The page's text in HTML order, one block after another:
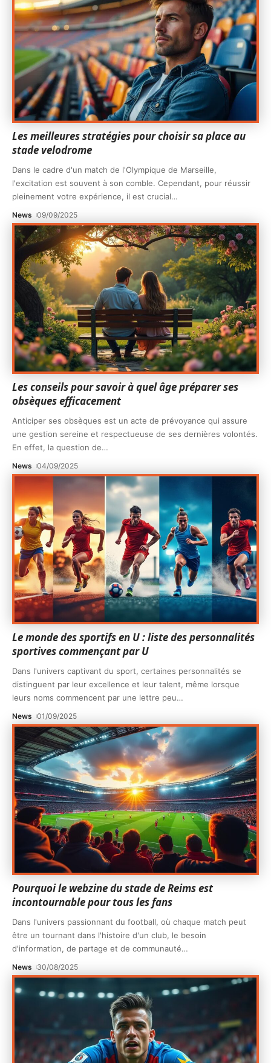
Les meilleures stratégies pour choisir sa place au
stade velodrome
Dans le cadre d'un match de l'Olympique de Marseille,
l'excitation est souvent à son comble. Cependant, pour réussir
pleinement votre expérience, il est crucial…
News 09/09/2025
Les conseils pour savoir à quel âge préparer ses
obsèques efficacement
Anticiper ses obsèques est un acte de prévoyance qui assure
une gestion sereine et respectueuse de ses dernières volontés.
En effet, la question de…
News 04/09/2025
Le monde des sportifs en U : liste des personnalités
sportives commençant par U
Dans l'univers captivant du sport, certaines personnalités se
distinguent par leur excellence et leur talent, même lorsque
leurs noms commencent par une lettre peu…
News 01/09/2025
Pourquoi le webzine du stade de Reims est
incontournable pour tous les fans
Dans l'univers passionnant du football, où chaque match peut
être un tournant dans l'histoire d'un club, le besoin
d'information, de partage et de communauté…
News 30/08/2025